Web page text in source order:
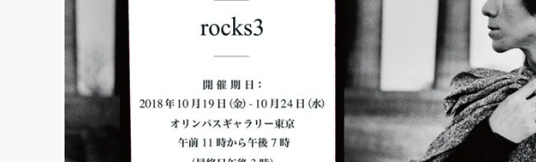
まちづくり・地域活性化
CAMPFIRE
CAMPFIRE